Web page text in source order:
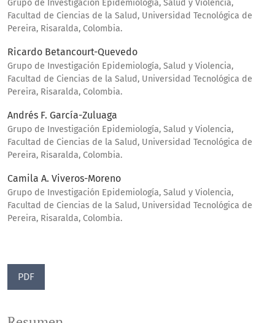
Grupo de Investigación Epidemiología, Salud y Violencia,
Facultad de Ciencias de la Salud, Universidad Tecnológica de
Pereira, Risaralda, Colombia.
Ricardo Betancourt-Quevedo
Grupo de Investigación Epidemiología, Salud y Violencia,
Facultad de Ciencias de la Salud, Universidad Tecnológica de
Pereira, Risaralda, Colombia.
Andrés F. García-Zuluaga
Grupo de Investigación Epidemiología, Salud y Violencia,
Facultad de Ciencias de la Salud, Universidad Tecnológica de
Pereira, Risaralda, Colombia.
Camila A. Viveros-Moreno
Grupo de Investigación Epidemiología, Salud y Violencia,
Facultad de Ciencias de la Salud, Universidad Tecnológica de
Pereira, Risaralda, Colombia.
PDF